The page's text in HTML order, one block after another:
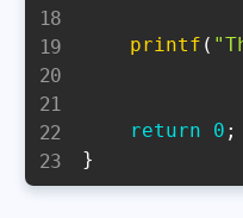
printf (
return 0 ;
}